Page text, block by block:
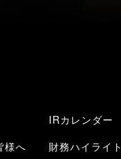
様へ
IRカレンダー
財務ハイライト